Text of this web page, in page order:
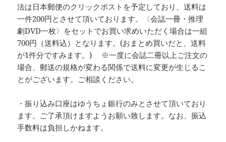
法は日本郵便のクリックポストを予定しており、送料は
一件200円とさせて頂いております。〈会誌一冊・推理
劇DVD一枚〉をセットでお買い求めいただく場合は一組
700円（送料込）となります。(おまとめ買いだと、送料
が1件分ですみます。) ※一度に会誌二冊以上ご注文の
場合、郵送の規格が変わる関係で送料に変更が生じるこ
とがございます。ご相談ください。
・振り込み口座はゆうちょ銀行のみとさせて頂いており
ます。ご了承頂けますようお願い致します。なお、振込
手数料は負担しかねます。